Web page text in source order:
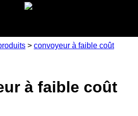
> convoyeur à faible coût
à faible coût